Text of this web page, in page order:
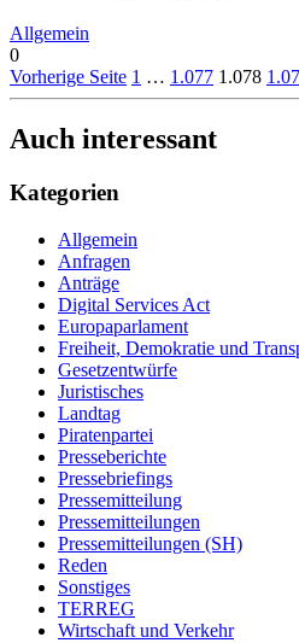
Allgemein
0
Vorherige Seite 1 … 1.077 1.078
Auch interessant
Kategorien
Allgemein
Anfragen
Anträge
Digital Services Act
Europaparlament
Freiheit, Demokratie und
Gesetzentwürfe
Juristisches
Landtag
Piratenpartei
Presseberichte
Pressebriefings
Pressemitteilung
Pressemitteilungen
Pressemitteilungen (SH)
Reden
Sonstiges
TERREG
Wirtschaft und Verkehr